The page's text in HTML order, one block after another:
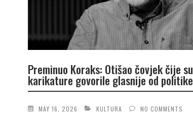
Preminuo Koraks: Otišao čovjek čije su
karikature govorile glasnije od politike
MAY 16, 2026 KULTURA NO COMMENTS